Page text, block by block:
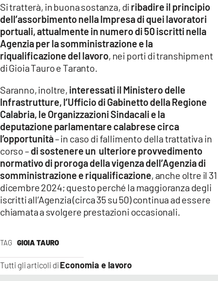
APPLE
TAG GIOIA TAURO
Tutti gli articoli di Economia e lavoro
Si tratterà, in buona sostanza, di ribadire il principio
dell’assorbimento nella Impresa di quei lavoratori
portuali, attualmente in numero di 50 iscritti nella
Agenzia per la somministrazione e la
riqualificazione del lavoro, nei porti di transhipment
di Gioia Tauro e Taranto.
Saranno, inoltre, interessati il Ministero delle
Infrastrutture, l’Ufficio di Gabinetto della Regione
Calabria, le Organizzazioni Sindacali e la
deputazione parlamentare calabrese circa
l’opportunità– in caso di fallimento della trattativa in
corso –di sostenere un ulteriore provvedimento
normativo di proroga della vigenza dell’Agenzia di
somministrazione e riqualificazione, anche oltre il 31
dicembre 2024; questo perché la maggioranza degli
iscritti all’Agenzia (circa 35 su 50) continua ad essere
chiamata a svolgere prestazioni occasionali.